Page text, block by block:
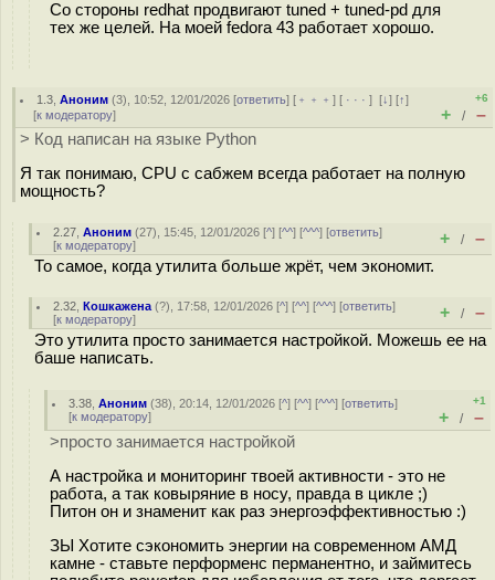
Со стороны redhat продвигают tuned + tuned-pd для
тех же целей. На моей fedora 43 работает хорошо.
1.3 ,Аноним (3), 10:52, 12/01/2026 [ответить] [ ﹢﹢﹢] [ · · ·][↓] [↑]
[к модератору]
+6
+ / –
> Код написан на языке Python
Я так понимаю, CPU с сабжем всегда работает на полную
мощность?
2.27 ,Аноним (27), 15:45, 12/01/2026 [^] [^^] [^^^] [ответить]
[к модератору] + / –
То самое, когда утилита больше жрёт, чем экономит.
2.32 ,Кошкажена (?), 17:58, 12/01/2026 [^] [^^] [^^^] [ответить]
[к модератору] + / –
Это утилита просто занимается настройкой. Можешь ее на
баше написать.
3.38 ,Аноним (38), 20:14, 12/01/2026 [^] [^^] [^^^] [ответить]
[к модератору]
+1
+ / –
>просто занимается настройкой
А настройка и мониторинг твоей активности - это не
работа, а так ковыряние в носу, правда в цикле ;)
Питон он и знаменит как раз энергоэффективностью :)
ЗЫ Хотите сэкономить энергии на современном АМД
камне - ставьте перформенс перманентно, и займитесь